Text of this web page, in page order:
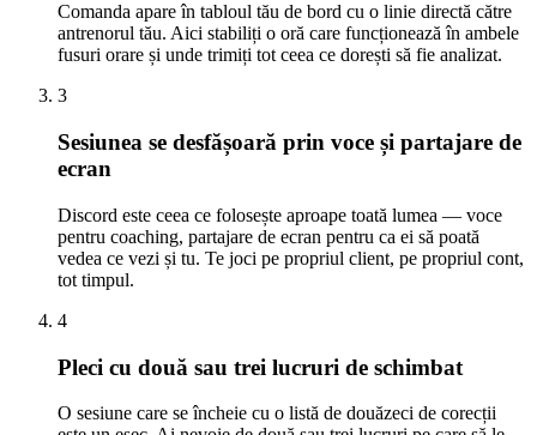
Comanda apare în tabloul tău de bord cu o linie directă către
antrenorul tău. Aici stabiliți o oră care funcționează în ambele
fusuri orare și unde trimiți tot ceea ce dorești să fie analizat.
3
Sesiunea se desfășoară prin voce și partajare de
ecran
Discord este ceea ce folosește aproape toată lumea — voce
pentru coaching, partajare de ecran pentru ca ei să poată
vedea ce vezi și tu. Te joci pe propriul client, pe propriul cont,
tot timpul.
4
Pleci cu două sau trei lucruri de schimbat
O sesiune care se încheie cu o listă de douăzeci de corecții